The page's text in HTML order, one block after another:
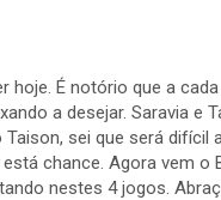
hoje. É notório que a
a desejar. Saravia e
sei que será
chance. Agora vem
nestes 4 jogos.